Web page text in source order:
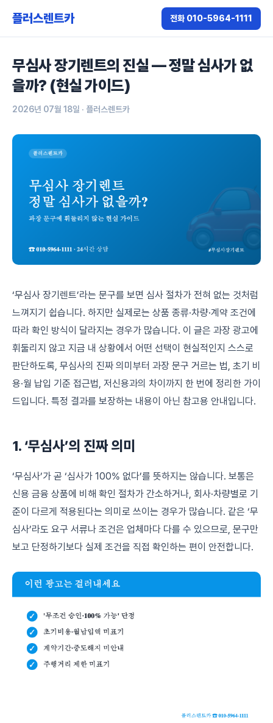
플러스렌트카 전화 010-5964-1111
무심사 장기렌트의 진실 — 정말 심사가 없
을까? (현실 가이드)
2026년 07월 18일 · 플러스렌트카
‘무심사 장기렌트’라는 문구를 보면 심사 절차가 전혀 없는 것처럼
느껴지기 쉽습니다. 하지만 실제로는 상품 종류·차량·계약 조건에
따라 확인 방식이 달라지는 경우가 많습니다. 이 글은 과장 광고에
휘둘리지 않고 지금 내 상황에서 어떤 선택이 현실적인지 스스로
판단하도록, 무심사의 진짜 의미부터 과장 문구 거르는 법, 초기 비
용·월 납입 기준 접근법, 저신용과의 차이까지 한 번에 정리한 가이
드입니다. 특정 결과를 보장하는 내용이 아닌 참고용 안내입니다.
1. ‘무심사’의 진짜 의미
‘무심사’가 곧 ‘심사가 100% 없다’를 뜻하지는 않습니다. 보통은
신용 금융 상품에 비해 확인 절차가 간소하거나, 회사·차량별로 기
준이 다르게 적용된다는 의미로 쓰이는 경우가 많습니다. 같은 ‘무
심사’라도 요구 서류나 조건은 업체마다 다를 수 있으므로, 문구만
보고 단정하기보다 실제 조건을 직접 확인하는 편이 안전합니다.